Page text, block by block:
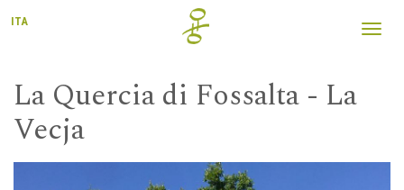
ITA
La Quercia di Fossalta - La
Vecja